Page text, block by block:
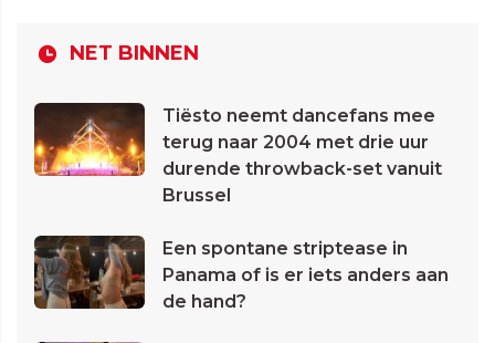
NET BINNEN
Tiësto neemt dancefans mee
terug naar 2004 met drie uur
durende throwback-set vanuit
Brussel
Een spontane striptease in
Panama of is er iets anders aan
de hand?